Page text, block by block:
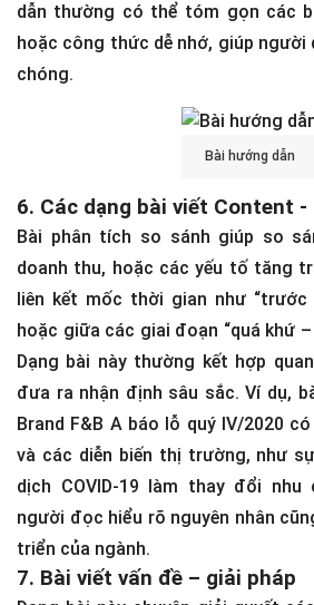
dẫn thường có thể tóm gọn các
hoặc công thức dễ nhớ, giúp người
chóng.
Bài hướng dẫn
6. Các dạng bài viết Content
Bài phân tích so sánh giúp so
doanh thu, hoặc các yếu tố tăng
liên kết mốc thời gian như
hoặc giữa các giai đoạn “quá khứ
Dạng bài này thường kết hợp
đưa ra nhận định sâu sắc. Ví dụ,
Brand F&B A báo lỗ quý IV/2020
và các diễn biến thị trường, như
dịch COVID-19 làm thay đổi nhu
người đọc hiểu rõ nguyên nhân
triển của ngành.
7. Bài viết vấn đề – giải pháp